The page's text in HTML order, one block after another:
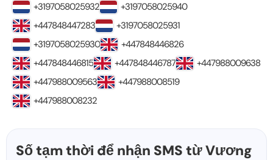
+3197058025932
+3197058025940
+447848447283
+3197058025931
+3197058025930
+447848446826
+447848446815
+447848446787
+447988009638
+447988009563
+447988008519
+447988008232
Số tạm thời để nhận SMS từ Vương